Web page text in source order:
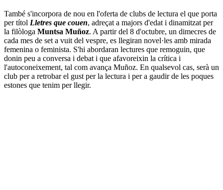
També s'incorpora de nou en l'oferta de clubs de lectura el que porta
per títol Lletres que couen, adreçat a majors d'edat i dinamitzat per
la filòloga Muntsa Muñoz. A partir del 8 d'octubre, un dimecres de
cada mes de set a vuit del vespre, es llegiran novel·les amb mirada
femenina o feminista. S'hi abordaran lectures que remoguin, que
donin peu a conversa i debat i que afavoreixin la crítica i
l'autoconeixement, tal com avança Muñoz. En qualsevol cas, serà un
club per a retrobar el gust per la lectura i per a gaudir de les poques
estones que tenim per llegir.